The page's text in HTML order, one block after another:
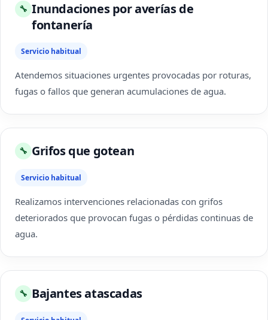
🔧 Inundaciones por averías de
fontanería
Servicio habitual
Atendemos situaciones urgentes provocadas por roturas,
fugas o fallos que generan acumulaciones de agua.
🔧 Grifos que gotean
Servicio habitual
Realizamos intervenciones relacionadas con grifos
deteriorados que provocan fugas o pérdidas continuas de
agua.
🔧 Bajantes atascadas